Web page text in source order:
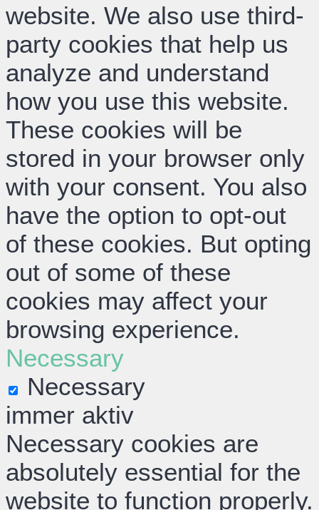
website. We also use third-
party cookies that help us
analyze and understand
how you use this website.
These cookies will be
stored in your browser only
with your consent. You also
have the option to opt-out
of these cookies. But opting
out of some of these
cookies may affect your
browsing experience.
Necessary
Necessary
immer aktiv
Necessary cookies are
absolutely essential for the
website to function properly.